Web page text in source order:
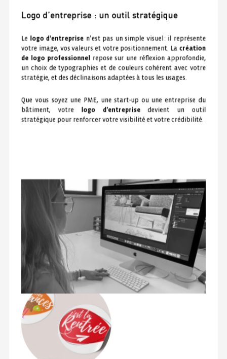
Logo d’entreprise : un outil stratégique
Le logo d’entreprise n’est pas un simple visuel : il représente
votre image, vos valeurs et votre positionnement. La création
de logo professionnel repose sur une réflexion approfondie,
un choix de typographies et de couleurs cohérent avec votre
stratégie, et des déclinaisons adaptées à tous les usages.
Que vous soyez une PME, une start-up ou une entreprise du
bâtiment, votre logo d’entreprisedevient un outil
stratégique pour renforcer votre visibilité et votre crédibilité.